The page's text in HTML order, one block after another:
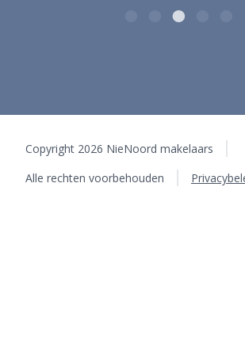
Copyright 2026 NieNoord makelaars
Alle rechten voorbehouden